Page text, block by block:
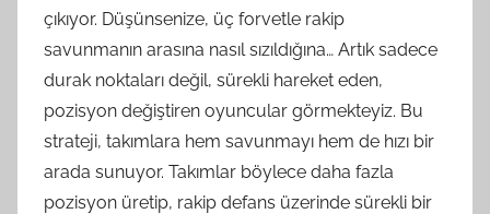
çıkıyor. Düşünsenize, üç forvetle rakip
savunmanın arasına nasıl sızıldığına… Artık sadece
durak noktaları değil, sürekli hareket eden,
pozisyon değiştiren oyuncular görmekteyiz. Bu
strateji, takımlara hem savunmayı hem de hızı bir
arada sunuyor. Takımlar böylece daha fazla
pozisyon üretip, rakip defans üzerinde sürekli bir